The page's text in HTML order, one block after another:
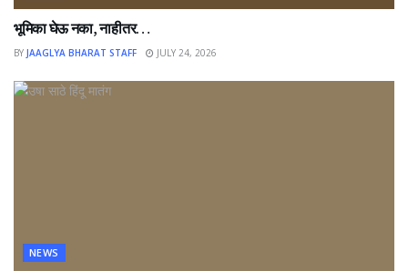
भूमिका घेऊ नका, नाहीतर…
BY JAAGLYA BHARAT STAFF JULY 24, 2026
NEWS